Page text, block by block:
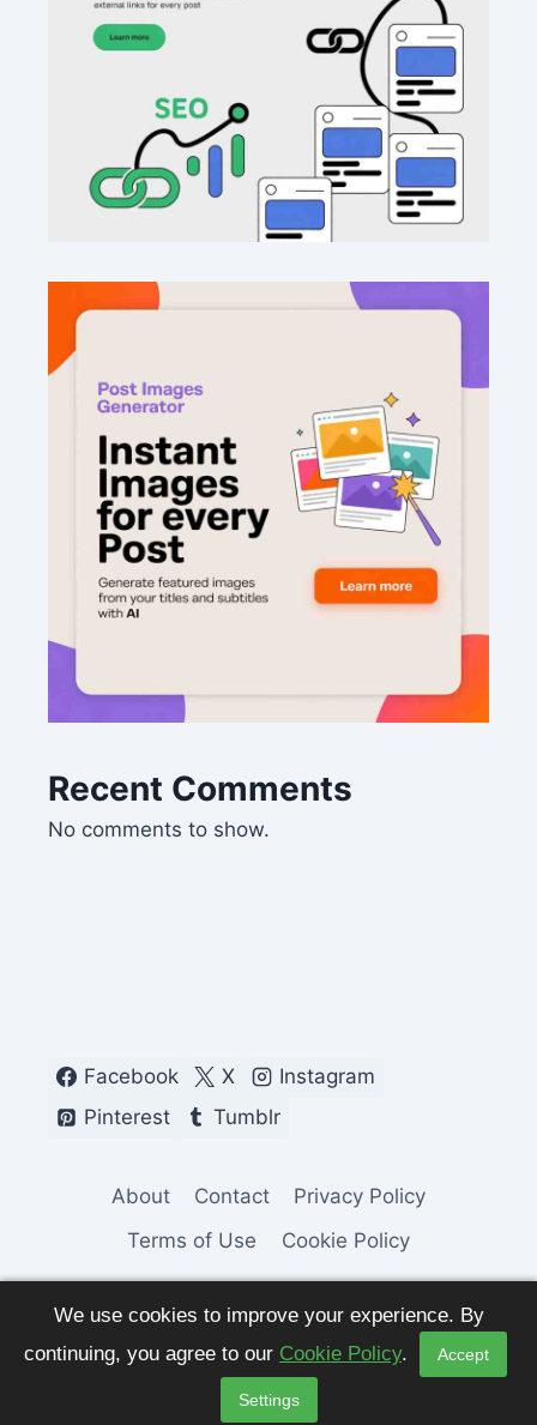
We use cookies to improve your experience. By
continuing, you agree to our Cookie Policy. Accept
Settings
Recent Comments
No comments to show.
Facebook X
Instagram
Pinterest
Tumblr
About Contact
Privacy Policy
Terms of Use
Cookie Policy
© 2026 Fashion Pulse Trends. All Rights
Reserved.